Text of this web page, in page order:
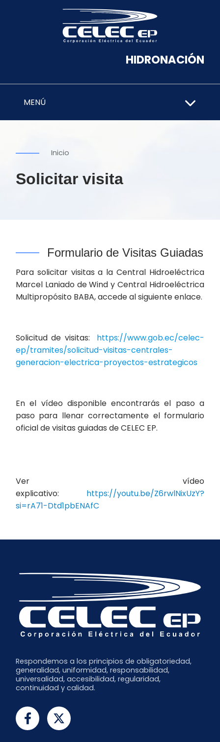
HIDRONACIÓN
MENÚ
Inicio
Solicitar visita
Formulario de Visitas Guiadas
Para solicitar visitas a la Central Hidroeléctrica
Marcel Laniado de Wind y Central Hidroeléctrica
Multipropósito BABA, accede al siguiente enlace.
Solicitud de visitas: https://www.gob.ec/celec-
ep/tramites/solicitud-visitas-centrales-
generacion-electrica-proyectos-estrategicos
En el vídeo disponible encontrarás el paso a
paso para llenar correctamente el formulario
oficial de visitas guiadas de CELEC EP.
Ver vídeo
explicativo: https://youtu.be/Z6rwlNixUzY?
si=rA71-Dtd1pbENAfC
Respondemos a los principios de obligatoriedad,
generalidad, uniformidad, responsabilidad,
universalidad, accesibilidad, regularidad,
continuidad y calidad.